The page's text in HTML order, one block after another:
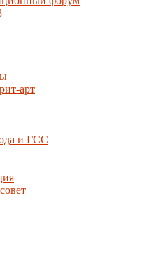
арт
и ГСС